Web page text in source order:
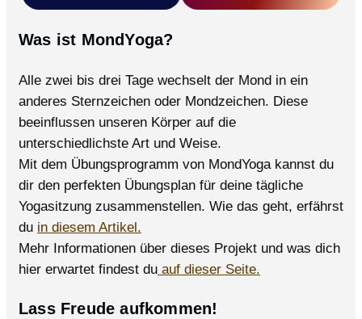
Was ist MondYoga?
Alle zwei bis drei Tage wechselt der Mond in ein
anderes Sternzeichen oder Mondzeichen. Diese
beeinflussen unseren Körper auf die
unterschiedlichste Art und Weise.
Mit dem Übungsprogramm von MondYoga kannst du
dir den perfekten Übungsplan für deine tägliche
Yogasitzung zusammenstellen. Wie das geht, erfährst
du in diesem Artikel.
Mehr Informationen über dieses Projekt und was dich
hier erwartet findest du auf dieser Seite.
Lass Freude aufkommen!